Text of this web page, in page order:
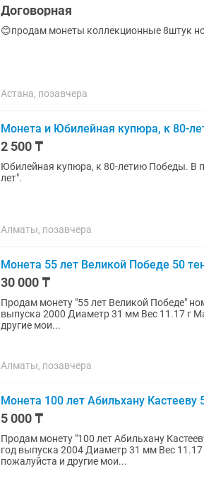
Договорная
😊продам монеты коллекционные 8штук
Астана, позавчера
Монета и Юбилейная купюра, к 80-
2 500 ₸
Юбилейная купюра, к 80-летию Победы. В подарок + монета Номиналом 200 тг. "Победа 80
лет".
Алматы, позавчера
Монета 55 лет Великой Победе 50
30 000 ₸
Продам монету "55 лет Великой Победе"
выпуска 2000 Диаметр 31 мм Вес 11.17 г Материал:
другие мои...
Алматы, позавчера
Монета 100 лет Абильхану Кастееву
5 000 ₸
Продам монету "100 лет Абильхану
год выпуска 2004 Диаметр 31 мм Вес 11.17 г
пожалуйста и другие мои...